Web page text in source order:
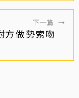
下一篇 →
方做勢索吻